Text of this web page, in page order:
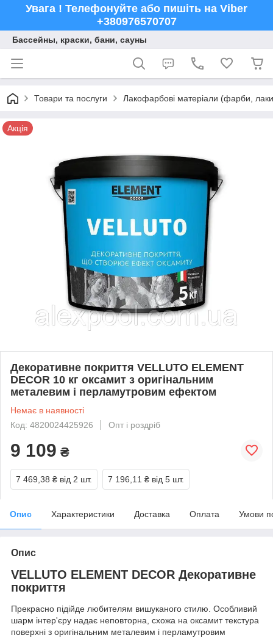
Увага ! Телефонуйте або пишіть на Viber
+380976570707
Бассейны, краски, бани, сауны
Товари та послуги Лакофарбові матеріали (фарби,
Акція
Декоративне покриття VELLUTO ELEMENT
DECOR 10 кг оксамит з оригінальним
металевим і перламутровим ефектом
Немає в наявності
Код: 4820024425926
Опт і роздріб
9 109 ₴
7 469,38 ₴ від 2 шт. 7 196,11 ₴ від 5 шт.
Опис Характеристики Доставка Оплата Умови
Опис
VELLUTO ELEMENT DECOR Декоративне
покриття
Прекрасно підійде любителям вишуканого стилю. Особливий
шарм інтер'єру надає неповторна, схожа на оксамит текстура
поверхні з оригінальним металевим і перламутровим